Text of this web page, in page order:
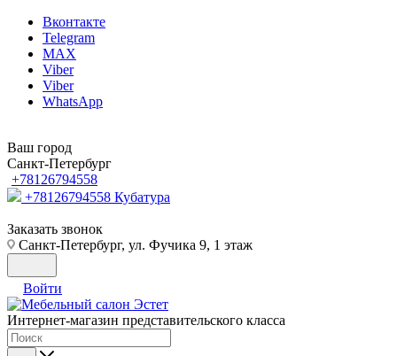
Вконтакте
Telegram
MAX
Viber
Viber
WhatsApp
Ваш город
Санкт-Петербург
+78126794558
+78126794558 Кубатура
Заказать звонок
Санкт-Петербург, ул. Фучика 9, 1 этаж
Войти
Интернет-магазин представительского класса